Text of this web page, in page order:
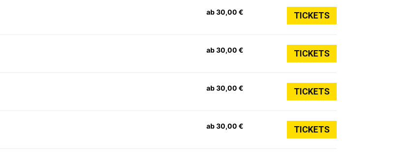
ab 30,00 € TICKETS
ab 30,00 € TICKETS
ab 30,00 € TICKETS
ab 30,00 € TICKETS